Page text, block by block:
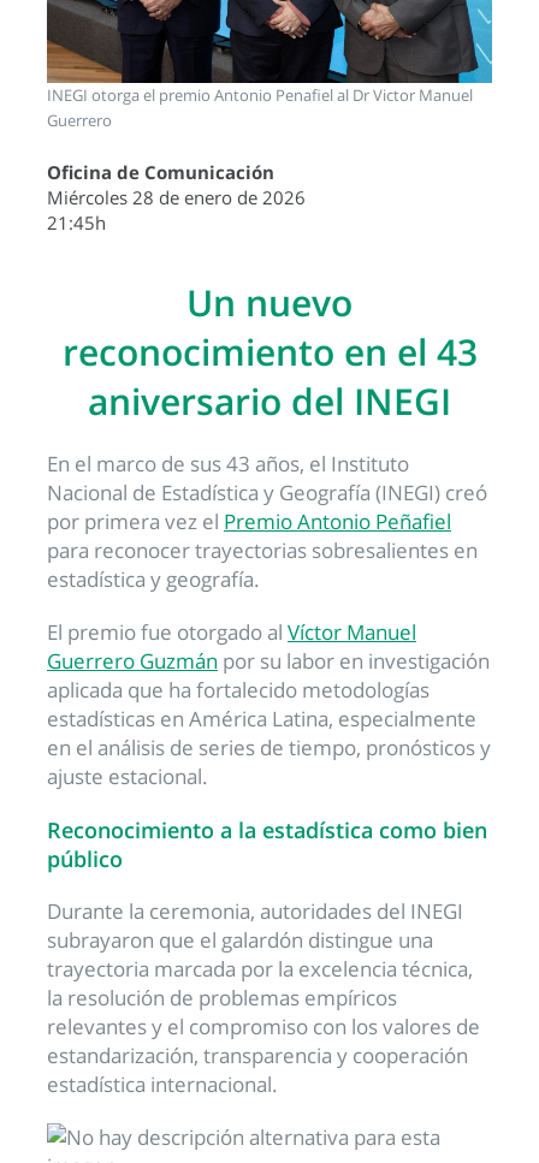
INEGI otorga el premio Antonio Penafiel al Dr Victor Manuel
Guerrero
Oficina de Comunicación
Miércoles 28 de enero de 2026
21:45h
Un nuevo
reconocimiento en el 43
aniversario del INEGI
En el marco de sus 43 años, el Instituto
Nacional de Estadística y Geografía (INEGI) creó
por primera vez el Premio Antonio Peñafiel
para reconocer trayectorias sobresalientes en
estadística y geografía.
El premio fue otorgado al Víctor Manuel
Guerrero Guzmán por su labor en investigación
aplicada que ha fortalecido metodologías
estadísticas en América Latina, especialmente
en el análisis de series de tiempo, pronósticos y
ajuste estacional.
Reconocimiento a la estadística como bien
público
Durante la ceremonia, autoridades del INEGI
subrayaron que el galardón distingue una
trayectoria marcada por la excelencia técnica,
la resolución de problemas empíricos
relevantes y el compromiso con los valores de
estandarización, transparencia y cooperación
estadística internacional.